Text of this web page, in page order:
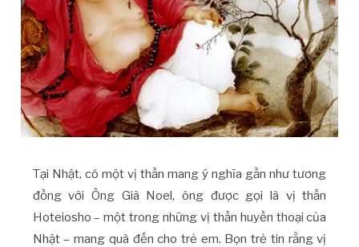
Tại Nhật, có một vị thần mang ý nghĩa gần như tương
đồng với Ông Già Noel, ông được gọi là vị thần
Hoteiosho – một trong những vị thần huyền thoại của
Nhật – mang quà đến cho trẻ em. Bọn trẻ tin rằng vị